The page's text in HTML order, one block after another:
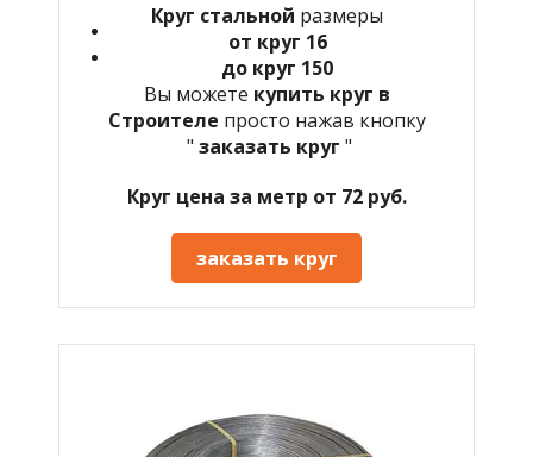
Круг стальной размеры
от круг 16
до круг 150
Вы можете купить круг в
Строителе просто нажав кнопку
" заказать круг "
Круг цена за метр от 72 руб.
заказать круг